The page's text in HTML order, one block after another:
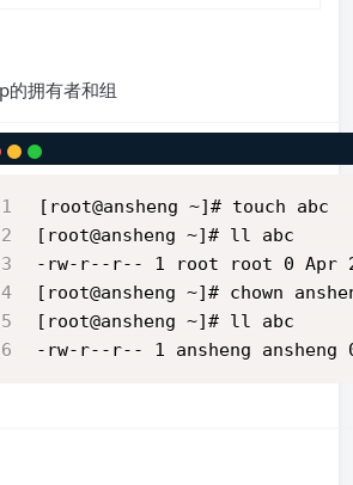
拥有者和组
[root@ansheng ~]# touch abc
[root@ansheng ~]# ll abc
-rw-r--r-- 1 root root 0 Apr
[root@ansheng ~]# chown
[root@ansheng ~]# ll abc
-rw-r--r-- 1 ansheng ansheng